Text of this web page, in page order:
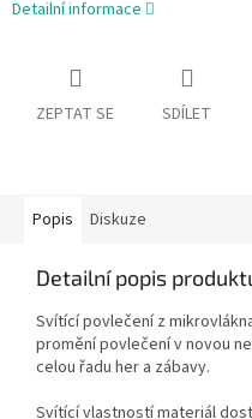
Detailní informace
ZEPTAT SE SDÍLET
Popis Diskuze
Detailní popis
Svítící povlečení z
promění povlečení v novou
celou řadu her a zábavy.
Svítící vlastností materiál